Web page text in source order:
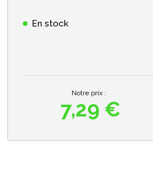
En stock
Prix
Notre prix :
7,29 €